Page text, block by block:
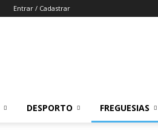
Entrar / Cadastrar
DESPORTO FREGUESIAS